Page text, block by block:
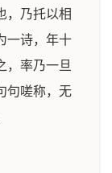
，乃托以相
一诗，年十
，率乃一旦
句嗟称，无